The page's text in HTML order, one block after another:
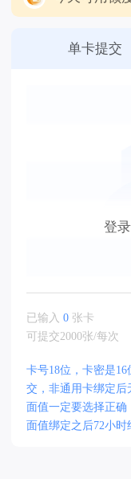
单卡提交
登
已输入0 张卡
可提交2000张/每次
卡号18位，卡密是
交，非通用卡绑定后
面值一定要选择正确
面值绑定之后72小时